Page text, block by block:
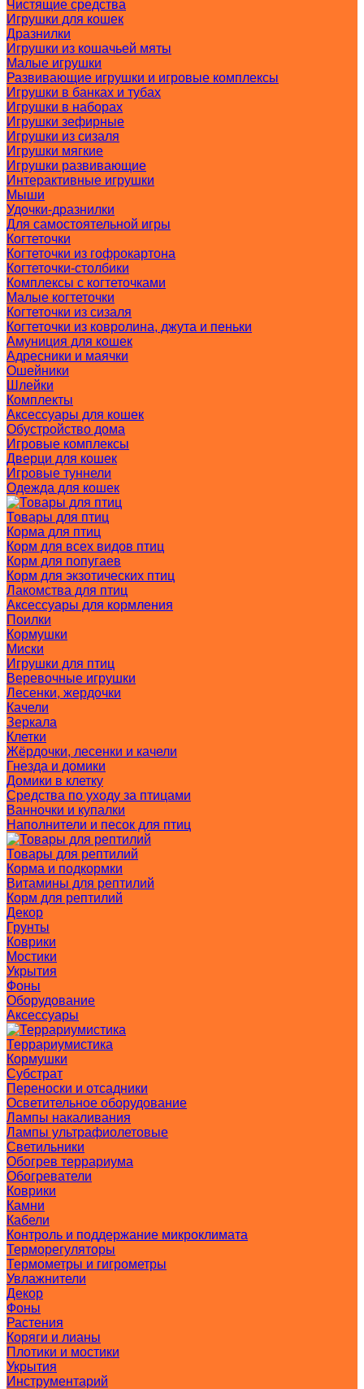
Чистящие средства
Игрушки для кошек
Дразнилки
Игрушки из кошачьей мяты
Малые игрушки
Развивающие игрушки и игровые комплексы
Игрушки в банках и тубах
Игрушки в наборах
Игрушки зефирные
Игрушки из сизаля
Игрушки мягкие
Игрушки развивающие
Интерактивные игрушки
Мыши
Удочки-дразнилки
Для самостоятельной игры
Когтеточки
Когтеточки из гофрокартона
Когтеточки-столбики
Комплексы с когтеточками
Малые когтеточки
Когтеточки из сизаля
Когтеточки из ковролина, джута и пеньки
Амуниция для кошек
Адресники и маячки
Ошейники
Шлейки
Комплекты
Аксессуары для кошек
Обустройство дома
Игровые комплексы
Дверци для кошек
Игровые туннели
Одежда для кошек
Товары для птиц
Корма для птиц
Корм для всех видов птиц
Корм для попугаев
Корм для экзотических птиц
Лакомства для птиц
Аксессуары для кормления
Поилки
Кормушки
Миски
Игрушки для птиц
Веревочные игрушки
Лесенки, жердочки
Качели
Зеркала
Клетки
Жёрдочки, лесенки и качели
Гнезда и домики
Домики в клетку
Средства по уходу за птицами
Ванночки и купалки
Наполнители и песок для птиц
Товары для рептилий
Корма и подкормки
Витамины для рептилий
Корм для рептилий
Декор
Грунты
Коврики
Мостики
Укрытия
Фоны
Оборудование
Аксессуары
Террариумистика
Кормушки
Субстрат
Переноски и отсадники
Осветительное оборудование
Лампы накаливания
Лампы ультрафиолетовые
Светильники
Обогрев террариума
Обогреватели
Коврики
Камни
Кабели
Контроль и поддержание микроклимата
Терморегуляторы
Термометры и гигрометры
Увлажнители
Декор
Фоны
Растения
Коряги и лианы
Плотики и мостики
Укрытия
Инструментарий